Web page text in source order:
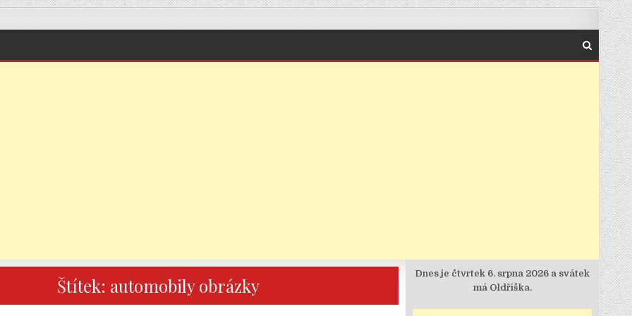
Štítek: automobily obrázky
Dnes je čtvrtek 6. srpna 2026 a svátek
má Oldřiška.